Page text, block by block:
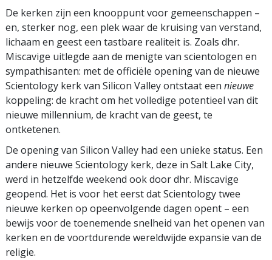
De kerken zijn een knooppunt voor gemeenschappen –
en, sterker nog, een plek waar de kruising van verstand,
lichaam en geest een tastbare realiteit is. Zoals dhr.
Miscavige uitlegde aan de menigte van scientologen en
sympathisanten: met de officiële opening van de nieuwe
Scientology kerk van Silicon Valley ontstaat een nieuwe
koppeling: de kracht om het volledige potentieel van dit
nieuwe millennium, de kracht van de geest, te
ontketenen.
De opening van Silicon Valley had een unieke status. Een
andere nieuwe Scientology kerk, deze in Salt Lake City,
werd in hetzelfde weekend ook door dhr. Miscavige
geopend. Het is voor het eerst dat Scientology twee
nieuwe kerken op opeenvolgende dagen opent – een
bewijs voor de toenemende snelheid van het openen van
kerken en de voortdurende wereldwijde expansie van de
religie.